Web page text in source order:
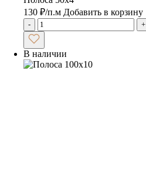
130 ₽/п.м Добавить в корзину
- +
В наличии